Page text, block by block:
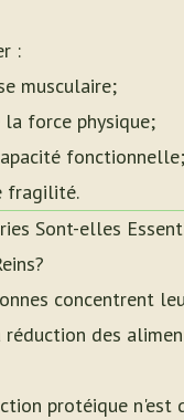
:
musculaire;
force physique;
fonctionnelle;
fragilité.
Sont-elles
concentrent
des
protéique n'est